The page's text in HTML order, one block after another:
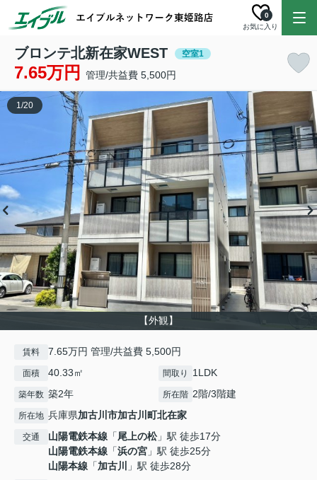
お気に入り
0
ブロンテ北新在家WEST 空室1
7.65万円 管理/共益費 5,500円
【外観】
1/20
賃料 7.65万円 管理/共益費 5,500円
面積 40.33㎡ 間取り 1LDK
築年数 築2年 所在階 2階/3階建
所在地 兵庫県加古川市加古川町北在家
交通 山陽電鉄本線 「尾上の松」駅 徒歩17分
山陽電鉄本線 「浜の宮 」駅 徒歩25分
山陽本線 「加古川 」駅 徒歩28分